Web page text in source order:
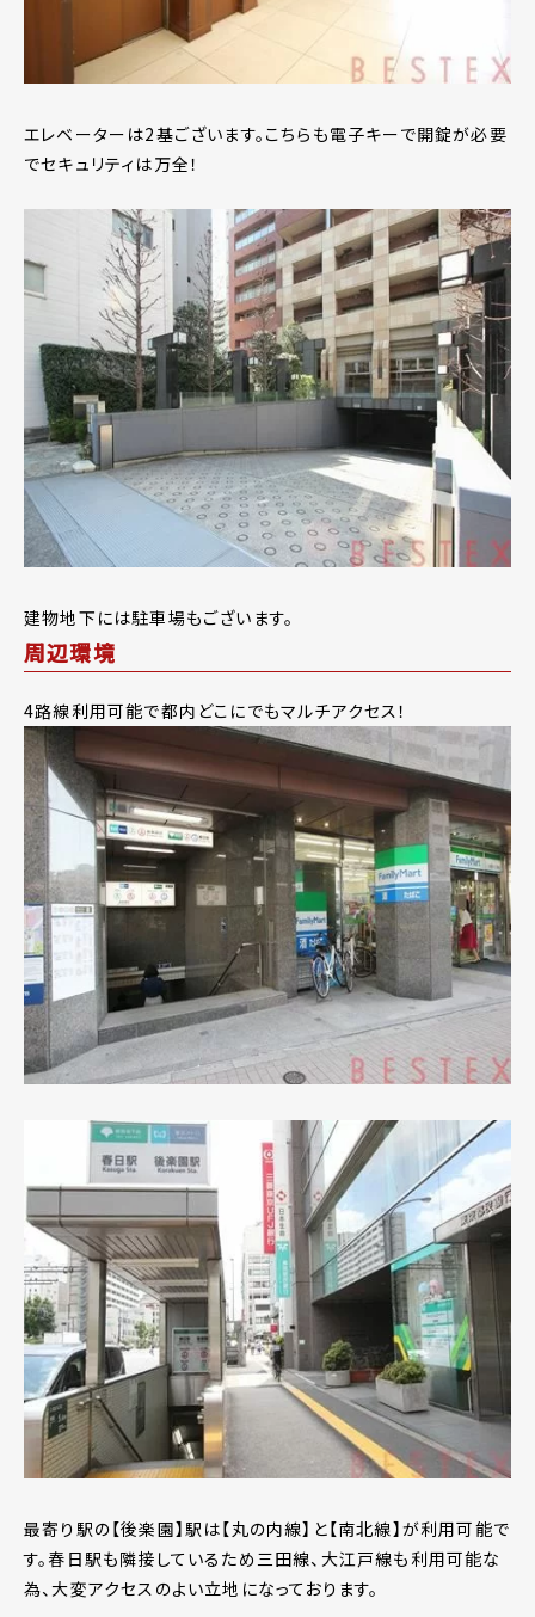
エレベーターは2基ございます。こちらも電子キーで開錠が必要
でセキュリティは万全！
建物地下には駐車場もございます。
周辺環境
4路線利用可能で都内どこにでもマルチアクセス！
最寄り駅の【後楽園】駅は【丸の内線】と【南北線】が利用可能で
す。春日駅も隣接しているため三田線、大江戸線も利用可能な
為、大変アクセスのよい立地になっております。